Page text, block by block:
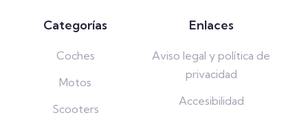
Categorías
Coches
Motos
Scooters
Enlaces
Aviso legal y política de
privacidad
Accesibilidad